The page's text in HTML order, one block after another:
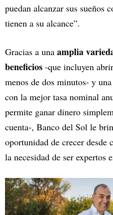
puedan alcanzar sus sueños
tienen a su alcance”.
Gracias a una amplia
beneficios -que incluyen
menos de dos minutos- y
con la mejor tasa nominal
permite ganar dinero
cuenta-, Banco del Sol le
oportunidad de crecer desde
la necesidad de ser expertos